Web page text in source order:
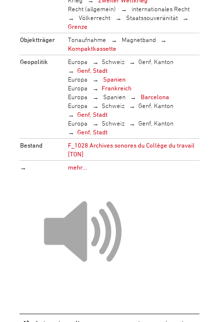
Recht (allgemein)
internationales Recht
Völkerrecht
Staatssouveränität
Grenze
Objektträger
Tonaufnahme
Magnetband
Kompaktkassette
Geopolitik
Europa Schweiz
Genf, Kanton
Genf, Stadt
Europa
Spanien
Europa
Frankreich
Europa
Spanien
Barcelona
Europa
Schweiz
Genf, Kanton
Genf, Stadt
Europa
Schweiz
Genf, Kanton
Genf, Stadt
Bestand
F_1028 Archives sonores du Collège du travail
[TON]
→
mehr…